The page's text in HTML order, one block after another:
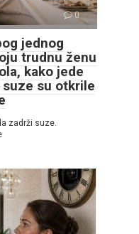
0
jednog
trudnu ženu
kako jede
su otkrile
zadrži suze.